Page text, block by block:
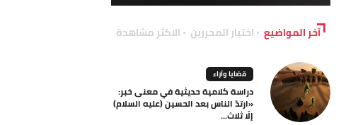
آخر المواضيع اختيار المحررين الاكثر مشاهدة
قضايا وآراء
دراسة كلامية حديثية في معنى خبر:
«ارتدّ الناس بعد الحسين (عليه السلام)
إلّا ثلاث...